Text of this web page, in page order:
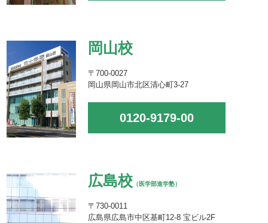
岡山校
〒700-0027
岡山県岡山市北区清心町3-27
0120-9179-00
広島校 （医学部進学塾）
〒730-0011
広島県広島市中区基町12-8 宝ビル2F